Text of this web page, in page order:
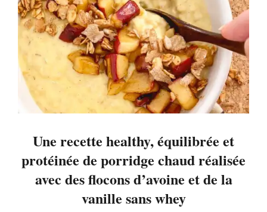
Une recette healthy, équilibrée et
protéinée de porridge chaud réalisée
avec des flocons d’avoine et de la
vanille sans whey